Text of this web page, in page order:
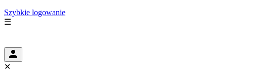
Szybkie logowanie
☰
✕